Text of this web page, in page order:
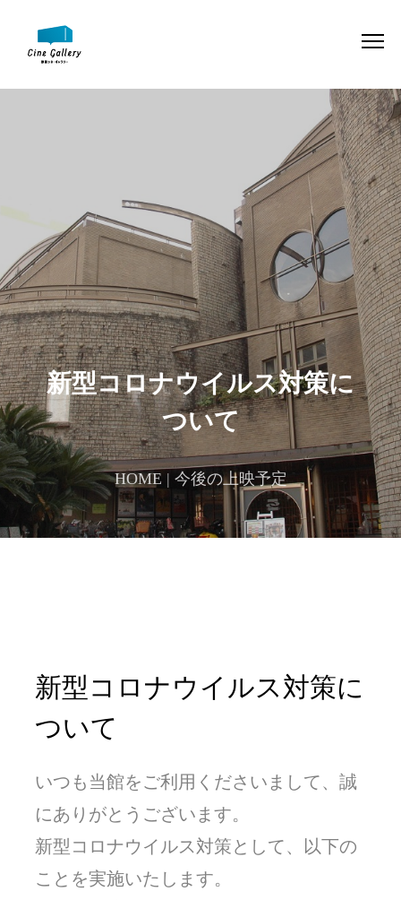
新型コロナウイルス対策に
ついて
HOME | 今後の上映予定
新型コロナウイルス対策に
ついて
いつも当館をご利用くださいまして、誠
にありがとうございます。
新型コロナウイルス対策として、以下の
ことを実施いたします。